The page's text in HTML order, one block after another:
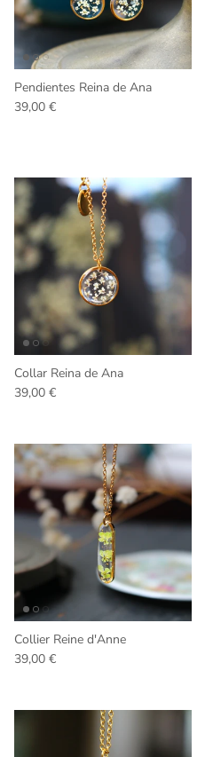
Pendientes Reina de Ana
Precio normal
39,00 €
Collar Reina de Ana
Precio normal
39,00 €
Collier Reine d'Anne
Precio normal
39,00 €